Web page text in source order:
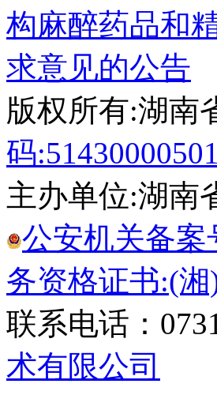
构麻醉药品和
求意见的公告
版权所有:湖南
码
主办单位:湖南
公安机关备案
务资格证书:(湘
联系电话：
术有限公司